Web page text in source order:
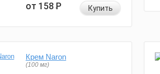
от 158Р Купить
Крем Naron
(100 мг)